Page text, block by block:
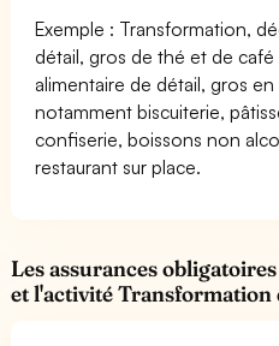
Exemple : Transformation,
détail, gros de thé et de
alimentaire de détail, gros en
notamment biscuiterie,
confiserie, boissons non
restaurant sur place.
Les assurances
et l'activité Transformation